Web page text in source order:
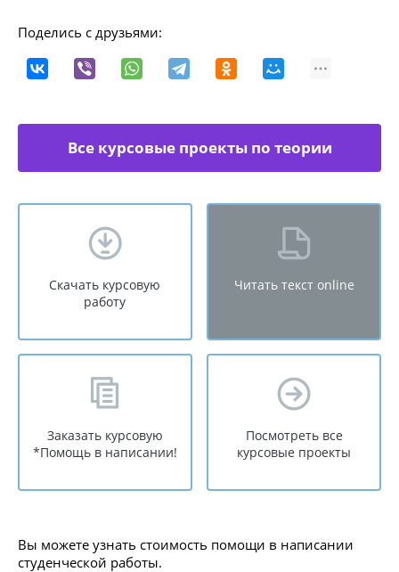
Поделись с друзьями:
Все курсовые проекты по теории
Скачать курсовую
работу
Читать текст online
Заказать курсовую
*Помощь в написании!
Посмотреть все
курсовые проекты
Вы можете узнать стоимость помощи в написании
студенческой работы.